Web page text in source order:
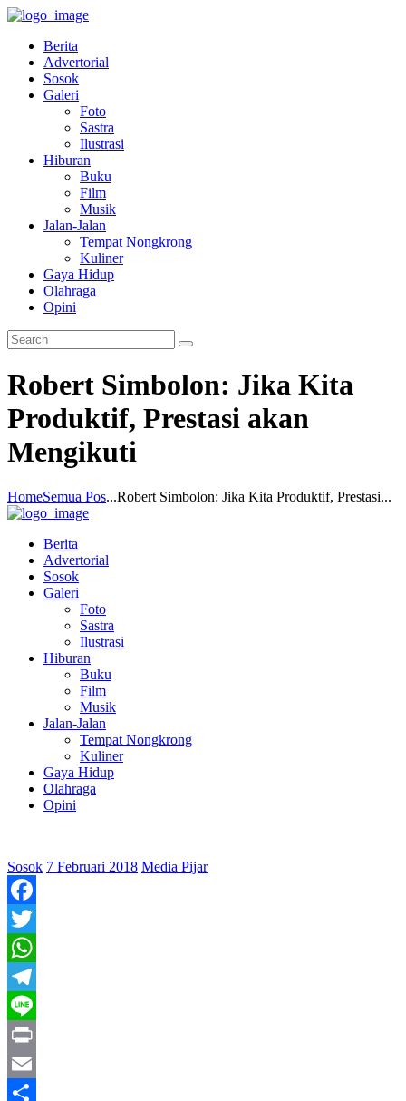
Berita
Advertorial
Sosok
Galeri
Foto
Sastra
Ilustrasi
Hiburan
Buku
Film
Musik
Jalan-Jalan
Tempat Nongkrong
Kuliner
Gaya Hidup
Olahraga
Opini
Robert Simbolon: Jika Kita
Produktif, Prestasi akan
Mengikuti
HomeSemua Pos...Robert Simbolon: Jika Kita Produktif, Prestasi...
Berita
Advertorial
Sosok
Galeri
Foto
Sastra
Ilustrasi
Hiburan
Buku
Film
Musik
Jalan-Jalan
Tempat Nongkrong
Kuliner
Gaya Hidup
Olahraga
Opini
Sosok 7 Februari 2018 Media Pijar
Facebook
Twitter
WhatsApp
Telegram
Line
Print
Email